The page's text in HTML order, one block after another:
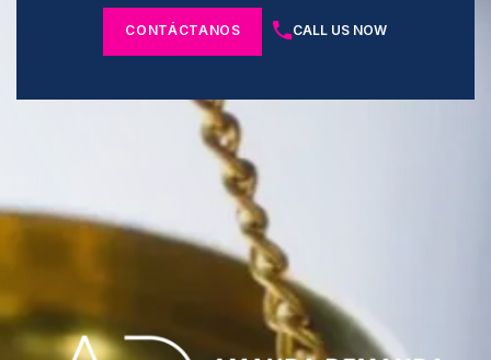
CONTÁCTANOS CALL US NOW